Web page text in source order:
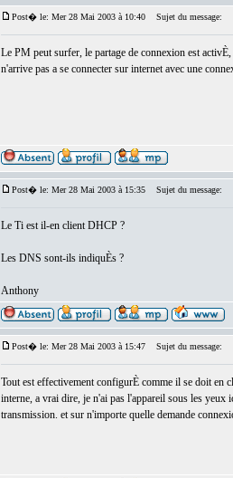
Post� le: Mer 28 Mai 2003 à 10:40 Sujet du message:
Le PM peut surfer, le partage de connexion est
n'arrive pas a se connecter sur internet avec une
Post� le: Mer 28 Mai 2003 à 15:35 Sujet du message:
Le Ti est il-en client DHCP ?
Les DNS sont-ils indiquÈs ?
Anthony
Post� le: Mer 28 Mai 2003 à 15:47 Sujet du message:
Tout est effectivement configurÈ comme il se doit en
interne, a vrai dire, je n'ai pas l'appareil sous les
transmission. et sur n'importe quelle demande